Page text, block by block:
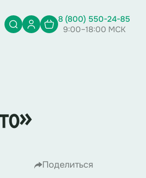
8 (800) 550-24-85
9:00–18:00 МСК
Поделиться